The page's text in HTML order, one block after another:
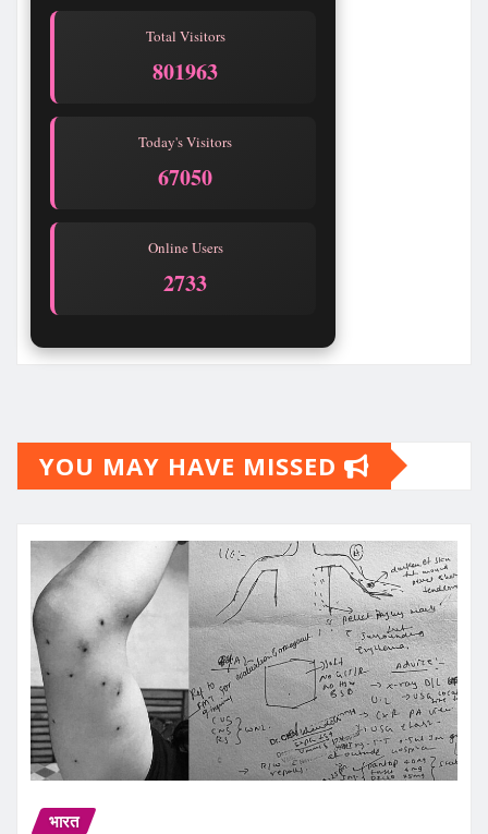
Total Visitors
801967
Today's Visitors
67054
Online Users
2733
YOU MAY HAVE MISSED
भारत